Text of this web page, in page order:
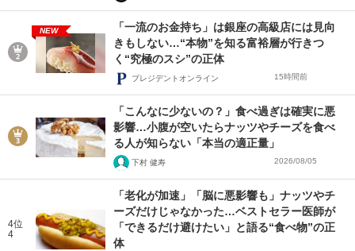
NEW
「一流のお金持ち」は銀座の高級店には見向
きもしない…“本物”を知る富裕層が行きつ
く“究極のスシ”の正体
プレジデントオンライン 15時間前
「こんなに少ないの？」食べ過ぎは確実に悪
影響…小腹が空いたらナッツやチーズを食べ
る人が知らない「本当の適正量」
下村 健寿 2026/08/05
4位
4
「老化が加速」「脳に悪影響も」ナッツやチ
ーズだけじゃなかった…ベストセラー医師が
「できるだけ避けたい」と語る“食べ物”の正
体